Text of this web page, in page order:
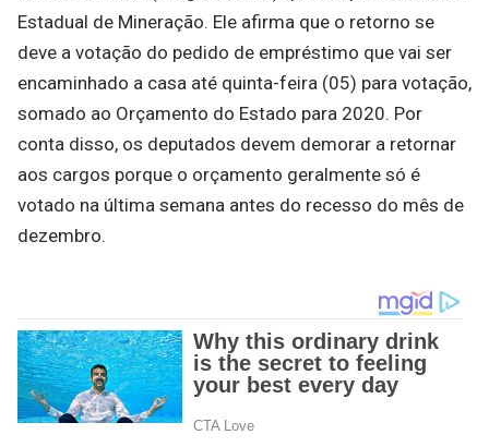
Estadual de Mineração. Ele afirma que o retorno se
deve a votação do pedido de empréstimo que vai ser
encaminhado a casa até quinta-feira (05) para votação,
somado ao Orçamento do Estado para 2020. Por
conta disso, os deputados devem demorar a retornar
aos cargos porque o orçamento geralmente só é
votado na última semana antes do recesso do mês de
dezembro.